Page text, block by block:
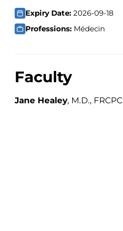
Expiry Date: 2026-09-18
Professions: Médecin
Faculty
Jane Healey, M.D., FRCPC